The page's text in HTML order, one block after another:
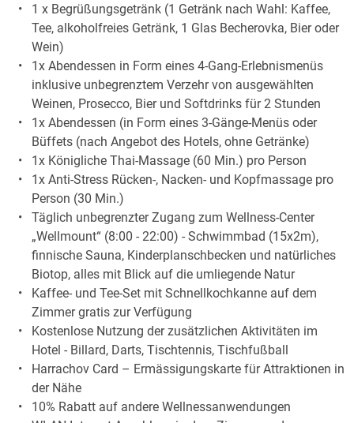
1 x Begrüßungsgetränk (1 Getränk nach Wahl: Kaffee,
Tee, alkoholfreies Getränk, 1 Glas Becherovka, Bier oder
Wein)
1x Abendessen in Form eines 4-Gang-Erlebnismenüs
inklusive unbegrenztem Verzehr von ausgewählten
Weinen, Prosecco, Bier und Softdrinks für 2 Stunden
1x Abendessen (in Form eines 3-Gänge-Menüs oder
Büffets (nach Angebot des Hotels, ohne Getränke)
1x Königliche Thai-Massage (60 Min.) pro Person
1x Anti-Stress Rücken-, Nacken- und Kopfmassage pro
Person (30 Min.)
Täglich unbegrenzter Zugang zum Wellness-Center
„Wellmount“ (8:00 - 22:00) - Schwimmbad (15x2m),
finnische Sauna, Kinderplanschbecken und natürliches
Biotop, alles mit Blick auf die umliegende Natur
Kaffee- und Tee-Set mit Schnellkochkanne auf dem
Zimmer gratis zur Verfügung
Kostenlose Nutzung der zusätzlichen Aktivitäten im
Hotel - Billard, Darts, Tischtennis, Tischfußball
Harrachov Card – Ermässigungskarte für Attraktionen in
der Nähe
10% Rabatt auf andere Wellnessanwendungen